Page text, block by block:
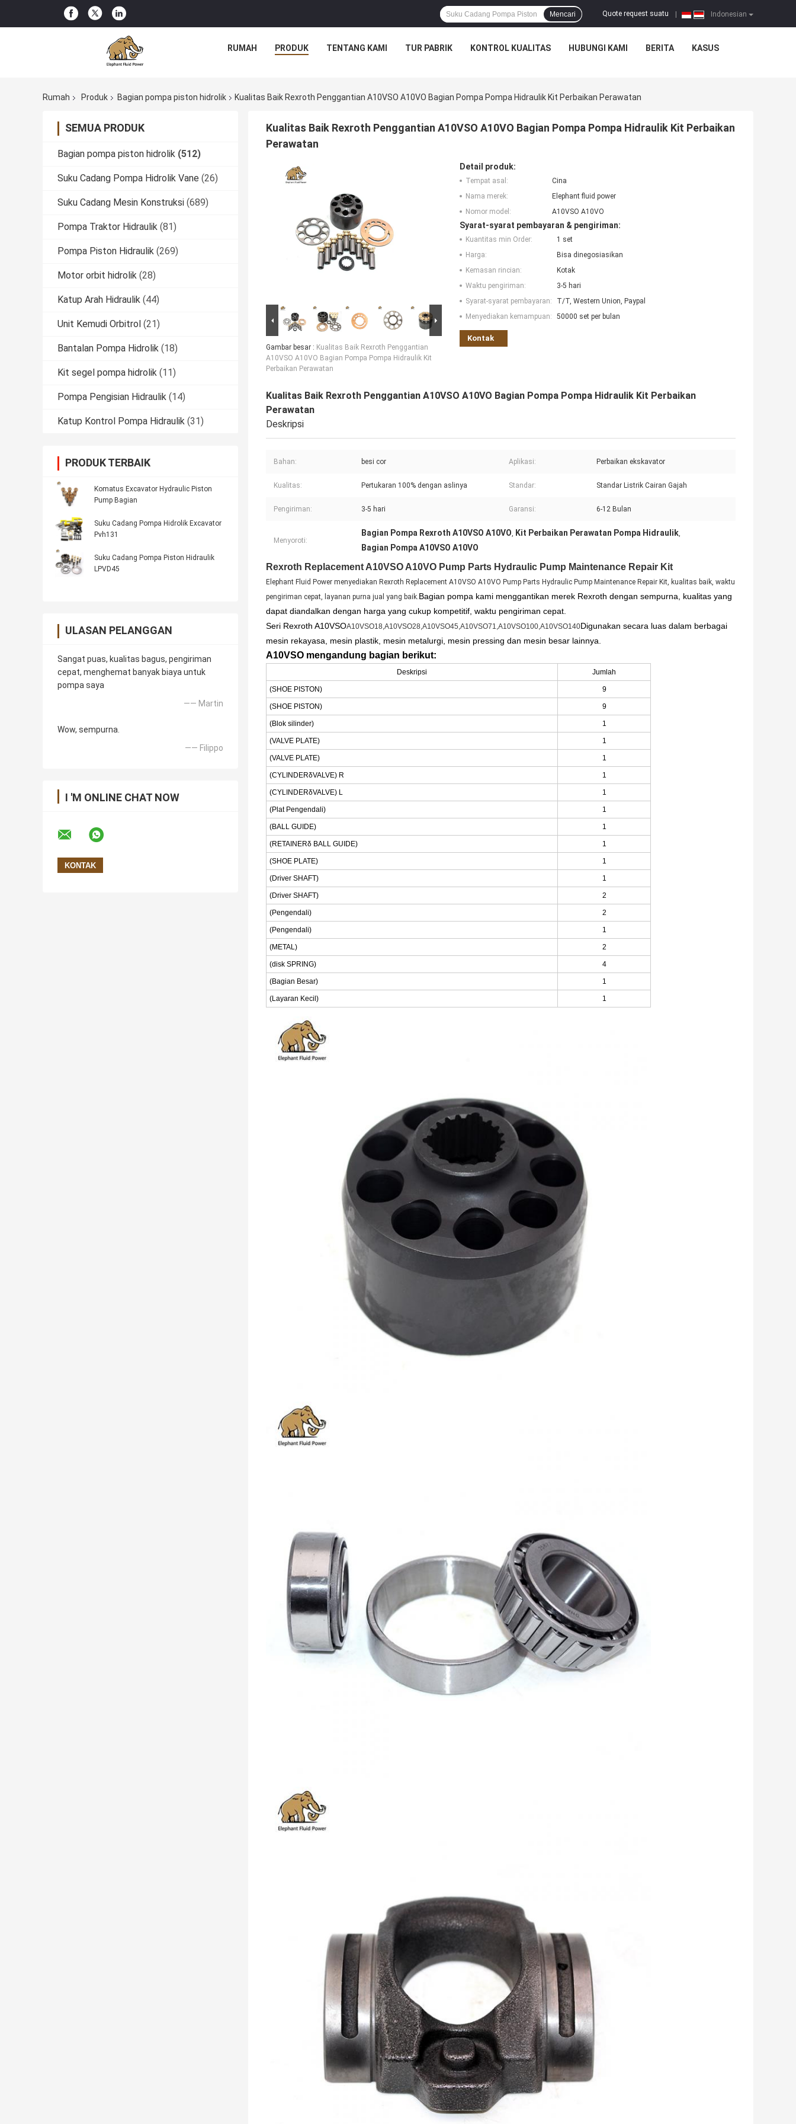
Indonesian
Quote request suatu
Mencari
RUMAH PRODUK TENTANG KAMI TUR PABRIK KONTROL KUALITAS HUBUNGI KAMI BERITA KASUS
Rumah Produk Bagian pompa piston hidrolik Kualitas Baik Rexroth Penggantian A10VSO A10VO Bagian Pompa Pompa Hidraulik Kit Perbaikan Perawatan
SEMUA PRODUK
Bagian pompa piston hidrolik (512)
Suku Cadang Pompa Hidrolik Vane (26)
Suku Cadang Mesin Konstruksi (689)
Pompa Traktor Hidraulik (81)
Pompa Piston Hidraulik (269)
Motor orbit hidrolik (28)
Katup Arah Hidraulik (44)
Unit Kemudi Orbitrol (21)
Bantalan Pompa Hidrolik (18)
Kit segel pompa hidrolik (11)
Pompa Pengisian Hidraulik (14)
Katup Kontrol Pompa Hidraulik (31)
PRODUK TERBAIK
Komatus Excavator Hydraulic Piston
Pump Bagian
Suku Cadang Pompa Hidrolik Excavator
Pvh131
Suku Cadang Pompa Piston Hidraulik
LPVD45
ULASAN PELANGGAN
Sangat puas, kualitas bagus, pengiriman
cepat, menghemat banyak biaya untuk
pompa saya
—— Martin
Wow, sempurna.
—— Filippo
I 'M ONLINE CHAT NOW
Kualitas Baik Rexroth Penggantian A10VSO A10VO Bagian Pompa Pompa Hidraulik Kit Perbaikan
Perawatan
Gambar besar : Kualitas Baik Rexroth Penggantian
A10VSO A10VO Bagian Pompa Pompa Hidraulik Kit
Perbaikan Perawatan
Detail produk:
Tempat asal:
Cina
Nama merek:
Elephant fluid power
Nomor model:
A10VSO A10VO
Syarat-syarat pembayaran & pengiriman:
Kuantitas min Order:
1 set
Harga:
Bisa dinegosiasikan
Kemasan rincian:
Kotak
Waktu pengiriman:
3-5 hari
Syarat-syarat pembayaran:
T/T, Western Union, Paypal
Menyediakan kemampuan:
50000 set per bulan
Kontak
Kualitas Baik Rexroth Penggantian A10VSO A10VO Bagian Pompa Pompa Hidraulik Kit Perbaikan
Perawatan
Deskripsi
Bahan: besi cor Aplikasi: Perbaikan ekskavator
Kualitas: Pertukaran 100% dengan aslinya Standar: Standar Listrik Cairan Gajah
Pengiriman: 3-5 hari Garansi: 6-12 Bulan
Menyoroti:
Bagian Pompa Rexroth A10VSO A10VO, Kit Perbaikan Perawatan Pompa Hidraulik,
Bagian Pompa A10VSO A10VO
Rexroth Replacement A10VSO A10VO Pump Parts Hydraulic Pump Maintenance Repair Kit
Elephant Fluid Power menyediakan Rexroth Replacement A10VSO A10VO Pump Parts Hydraulic Pump Maintenance Repair Kit, kualitas baik, waktu
pengiriman cepat, layanan purna jual yang baik.Bagian pompa kami menggantikan merek Rexroth dengan sempurna, kualitas yang
dapat diandalkan dengan harga yang cukup kompetitif, waktu pengiriman cepat.
Seri Rexroth A10VSOA10VSO18,A10VSO28,A10VSO45,A10VSO71,A10VSO100,A10VSO140Digunakan secara luas dalam berbagai
mesin rekayasa, mesin plastik, mesin metalurgi, mesin pressing dan mesin besar lainnya.
A10VSO mengandung bagian berikut:
Deskripsi Jumlah
(SHOE PISTON) 9
(SHOE PISTON) 9
(Blok silinder) 1
(VALVE PLATE) 1
(VALVE PLATE) 1
(CYLINDERδVALVE) R 1
(CYLINDERδVALVE) L 1
(Plat Pengendali) 1
(BALL GUIDE) 1
(RETAINERδ BALL GUIDE) 1
(SHOE PLATE) 1
(Driver SHAFT) 1
(Driver SHAFT) 2
(Pengendali) 2
(Pengendali) 1
(METAL) 2
(disk SPRING) 4
(Bagian Besar) 1
(Layaran Kecil) 1